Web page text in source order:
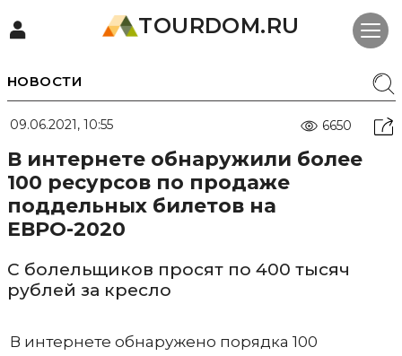
TOURDOM.RU
НОВОСТИ
09.06.2021, 10:55 6650
В интернете обнаружили более
100 ресурсов по продаже
поддельных билетов на
ЕВРО-2020
С болельщиков просят по 400 тысяч
рублей за кресло
В интернете обнаружено порядка 100